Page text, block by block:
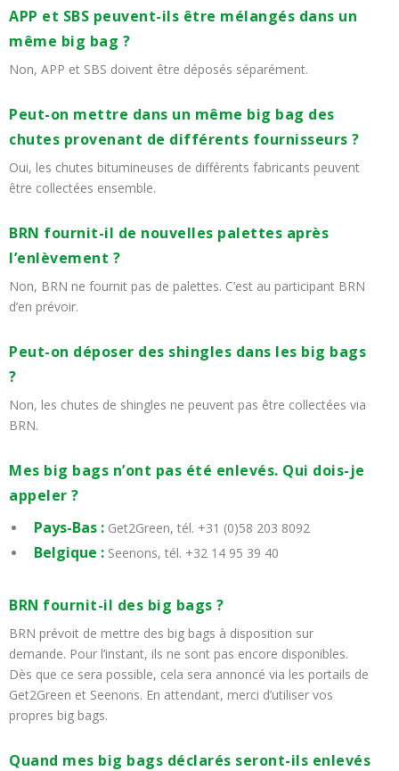
APP et SBS peuvent-ils être mélangés dans un
même big bag ?
Non, APP et SBS doivent être déposés séparément.
Peut-on mettre dans un même big bag des
chutes provenant de différents fournisseurs ?
Oui, les chutes bitumineuses de différents fabricants peuvent
être collectées ensemble.
BRN fournit-il de nouvelles palettes après
l’enlèvement ?
Non, BRN ne fournit pas de palettes. C’est au participant BRN
d’en prévoir.
Peut-on déposer des shingles dans les big bags
?
Non, les chutes de shingles ne peuvent pas être collectées via
BRN.
Mes big bags n’ont pas été enlevés. Qui dois-je
appeler ?
Pays-Bas : Get2Green, tél. +31 (0)58 203 8092
Belgique : Seenons, tél. +32 14 95 39 40
BRN fournit-il des big bags ?
BRN prévoit de mettre des big bags à disposition sur
demande. Pour l’instant, ils ne sont pas encore disponibles.
Dès que ce sera possible, cela sera annoncé via les portails de
Get2Green et Seenons. En attendant, merci d’utiliser vos
propres big bags.
Quand mes big bags déclarés seront-ils enlevés